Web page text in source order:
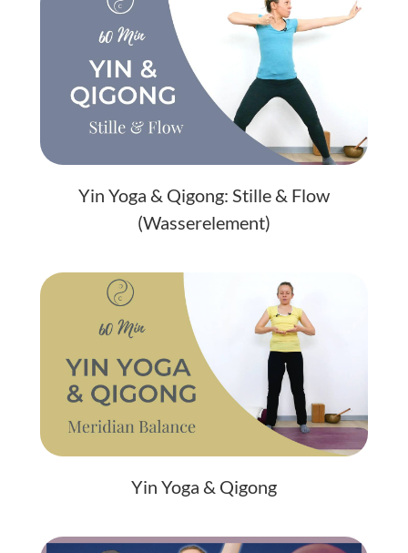
Yin Yoga & Qigong: Stille & Flow
(Wasserelement)
Yin Yoga & Qigong